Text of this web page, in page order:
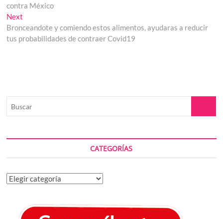
entradas
contra México
Next
post:
Bronceandote y comiendo estos alimentos, ayudaras a reducir
tus probabilidades de contraer Covid19
CATEGORÍAS
Categorías